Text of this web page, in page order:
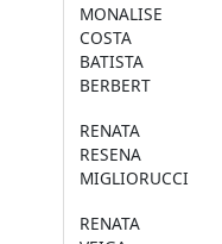
MONALISE
COSTA
BATISTA
BERBERT
RENATA
RESENA
MIGLIORUCCI
RENATA